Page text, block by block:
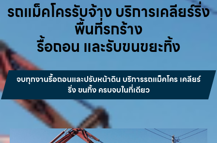
รถแม็คโครรับจ้าง บริการเคลียร์ริ่ง
พื้นที่รกร้าง
รื้อถอน และรับขนขยะทิ้ง
จบทุกงานรื้อถอนและปรับหน้าดิน บริการรถแม็คโคร เคลียร์
ริ่ง ขนทิ้ง ครบจบในที่เดียว